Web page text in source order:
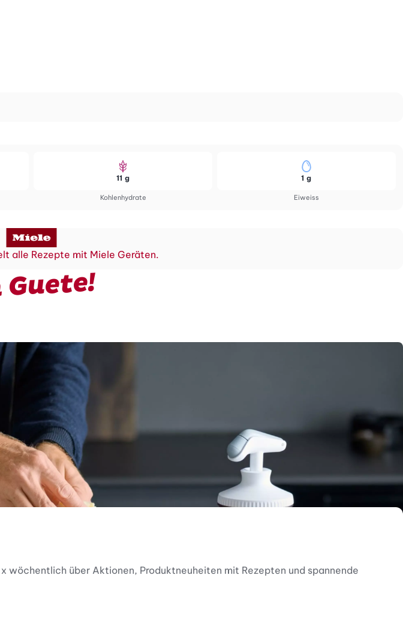
Kohlenhydrate
11 g
Eiweiss
1 g
alle Rezepte mit Miele Geräten.
Guete!
über Aktionen, Produktneuheiten mit Rezepten und spannende